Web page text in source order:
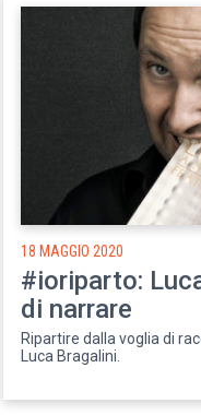
18 MAGGIO 2020
#ioriparto:
di narrare
Ripartire dalla voglia di
Luca Bragalini.